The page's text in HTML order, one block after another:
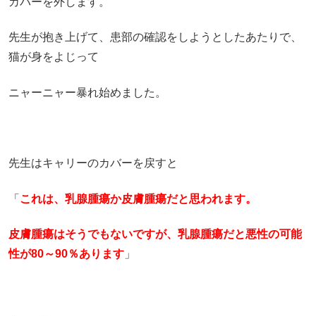
先生が抱き上げて、患部の確認をしようとしたあたりで、
猫が身をよじって
ニャーニャー暴れ始めました。
先生はキャリーのカバーを戻すと
「 これは、乳腺腫瘍か皮膚腫瘍だと思われます。
皮膚腫瘍はそうでもないですが、乳腺腫瘍だと悪性の可能
性が80～90％あります 」